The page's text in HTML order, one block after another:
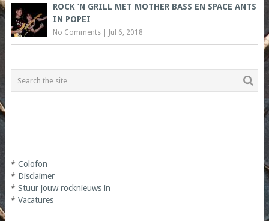
ROCK ’N GRILL MET MOTHER BASS EN SPACE ANTS
IN POPEI
No Comments| Jul 6, 2018
* Colofon
* Disclaimer
* Stuur jouw rocknieuws in
* Vacatures